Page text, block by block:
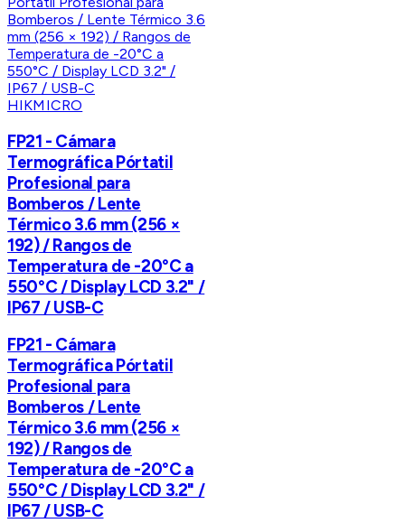
HIKMICRO
FP21 - Cámara
Termográfica Pórtatil
Profesional para
Bomberos / Lente
Térmico 3.6 mm (256 ×
192) / Rangos de
Temperatura de -20°C a
550°C / Display LCD 3.2" /
IP67 / USB-C
FP21 - Cámara
Termográfica Pórtatil
Profesional para
Bomberos / Lente
Térmico 3.6 mm (256 ×
192) / Rangos de
Temperatura de -20°C a
550°C / Display LCD 3.2" /
IP67 / USB-C